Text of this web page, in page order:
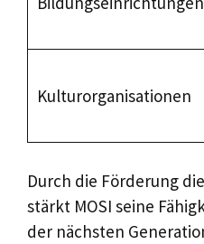
Kulturorganisationen
Durch die Förderung
stärkt MOSI seine
der nächsten